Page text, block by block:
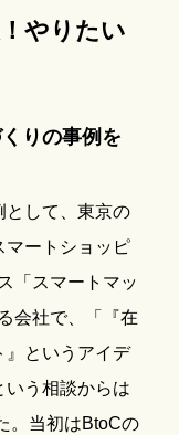
やりたい
りの事例を
として、東京の
マートショッピ
「スマートマッ
会社で、「『在
』というアイデ
いう相談からは
。当初はBtoCの